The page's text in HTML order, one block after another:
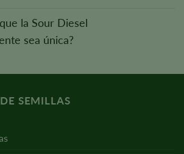
la Sour Diesel
sea única?
SEMILLAS